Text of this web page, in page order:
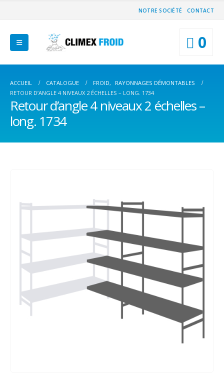
NOTRE SOCIÉTÉ CONTACT
0
ACCUEIL CATALOGUE FROID,
RAYONNAGES DÉMONTABLES
RETOUR D’ANGLE 4 NIVEAUX 2 ÉCHELLES – LONG. 1734
Retour d’angle 4 niveaux 2 échelles –
long. 1734